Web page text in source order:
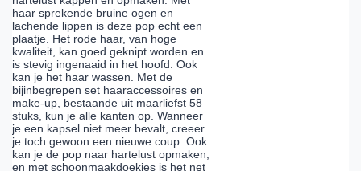
haar sprekende bruine ogen en
lachende lippen is deze pop echt een
plaatje. Het rode haar, van hoge
kwaliteit, kan goed geknipt worden en
is stevig ingenaaid in het hoofd. Ook
kan je het haar wassen. Met de
bijinbegrepen set haaraccessoires en
make-up, bestaande uit maarliefst 58
stuks, kun je alle kanten op. Wanneer
je een kapsel niet meer bevalt, creeer
je toch gewoon een nieuwe coup. Ook
kan je de pop naar hartelust opmaken,
en met schoonmaakdoekjes is het net